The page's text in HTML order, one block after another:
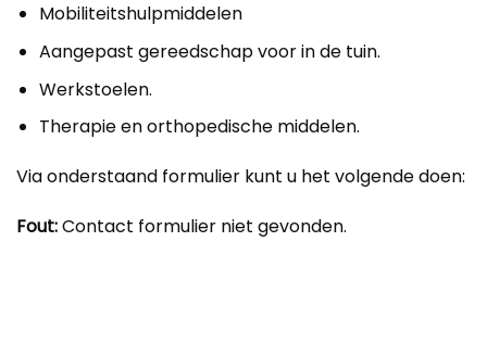
Mobiliteitshulpmiddelen
Aangepast gereedschap voor in de tuin.
Werkstoelen.
Therapie en orthopedische middelen.
Via onderstaand formulier kunt u het volgende doen:
Fout:Contact formulier niet gevonden.